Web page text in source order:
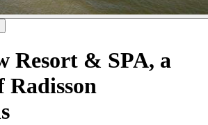
Resort & SPA, a
Radisson